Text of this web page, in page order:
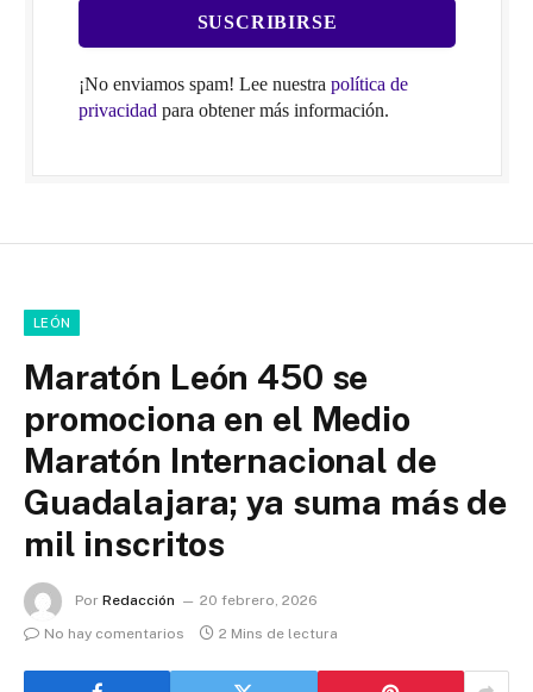
¡No enviamos spam! Lee nuestra política de
privacidad para obtener más información.
LEÓN
Maratón León 450 se
promociona en el Medio
Maratón Internacional de
Guadalajara; ya suma más de
mil inscritos
Por Redacción
20 febrero, 2026
No hay comentarios
2 Mins de lectura